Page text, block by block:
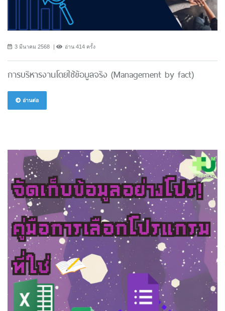
3 มีนาคม 2568 อ่าน 414 ครั้ง
การบริหารงานโดยใช้ข้อมูลจริง (Management by fact)
อ่านต่อ